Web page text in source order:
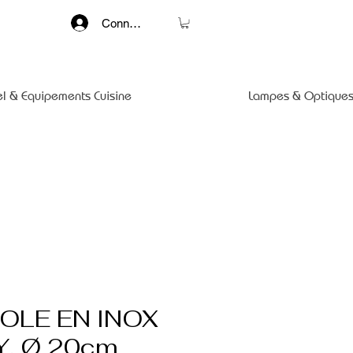
Connexion
& Equipements Cuisine Lampes &
EN INOX